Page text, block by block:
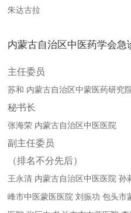
朱达古拉
内蒙古自治区中医药学会急
主任委员
苏和 内蒙古自治区中蒙医药研究
秘书长
张海荣 内蒙古自治区中医医院
副主任委员
（排名不分先后）
王永清 内蒙古自治区中医医院 孙
峰市中医蒙医医院 刘振功 包头市